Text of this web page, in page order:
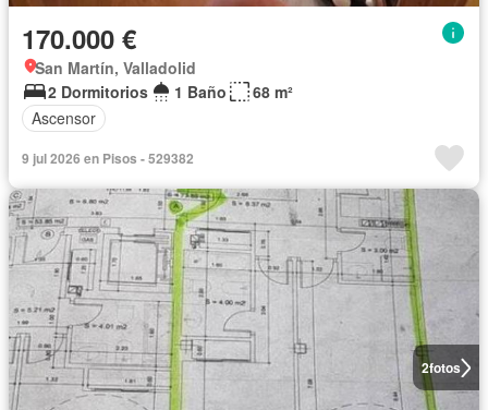
170.000 €
San Martín, Valladolid
2 Dormitorios
1 Baño
68 m²
Ascensor
9 jul 2026 en Pisos - 529382
2fotos